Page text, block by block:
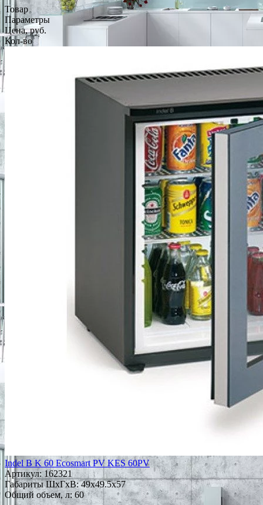
Товар
Параметры
Цена, руб.
Кол-во
Indel B K 60 Ecosmart PV KES 60PV
Артикул:162321
Габариты ШxГxВ: 49x49.5x57
Общий объем, л: 60